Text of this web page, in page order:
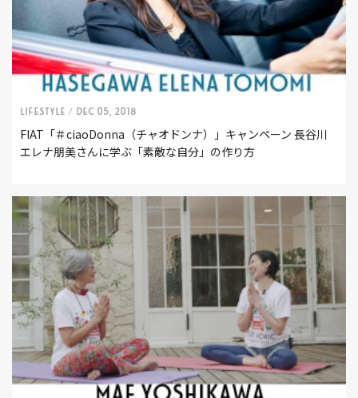
LIFESTYLE / Dec 05, 2018
FIAT「＃ciaoDonna（チャオドンナ）」キャンペーン 長谷川
エレナ朋美さんに学ぶ「素敵な自分」の作り方